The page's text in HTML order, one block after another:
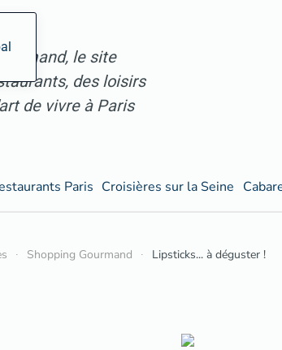
le site
des loisirs
de vivre à Paris
Paris Croisières sur la Seine
Shopping Gourmand Lipsticks... à déguster !